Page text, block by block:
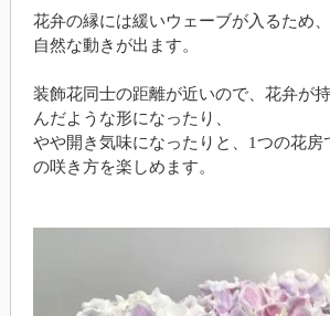
花弁の縁には緩いウェーブが入るため
自然な動きが出ます。
装飾花同士の距離が近いので、花弁が
んだような形になったり、
やや開き気味になったりと、1つの花房
の咲き方を楽しめます。